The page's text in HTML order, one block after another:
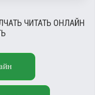
ЧИТАТЬ ОНЛАЙН